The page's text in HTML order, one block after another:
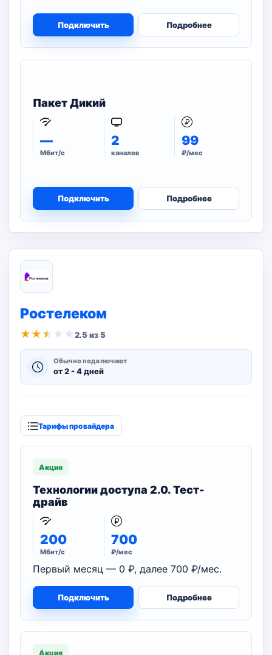
Подключить Подробнее
Пакет Дикий
—
Мбит/с
2
каналов
99
₽/мес
Подключить Подробнее
Ростелеком
★ ★ ★ ★ ★2.5 из 5
Обычно подключают
от 2 - 4 дней
Тарифы провайдера
Акция
Технологии доступа 2.0. Тест-
драйв
200
Мбит/с
700
₽/мес
Первый месяц — 0 ₽, далее 700 ₽/мес.
Подключить Подробнее
Акция